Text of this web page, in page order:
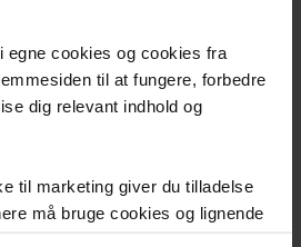
egne cookies og cookies fra
til at fungere, forbedre
dig relevant indhold og
til marketing giver du tilladelse
må bruge cookies og lignende
oplysninger om din brug af
nogen boliger til
område, der
kriterier
filtre